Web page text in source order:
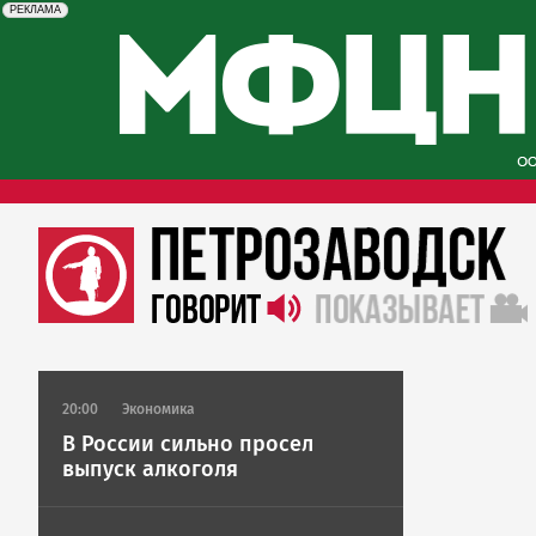
erid: 2SDnjcySKKc
РЕКЛАМА
Реклама
20:00 Экономика
В России сильно просел
выпуск алкоголя